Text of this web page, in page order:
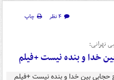
۴ نظر
چاپ
تهرانی:
خدا و بنده نیست +فیلم